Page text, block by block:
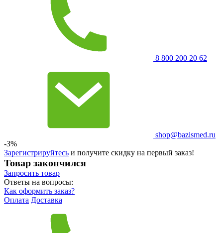
8 800 200 20 62
shop@bazismed.ru
-3%
Зарегистрируйтесь и получите скидку на первый заказ!
Товар закончился
Запросить товар
Ответы на вопросы:
Как оформить заказ?
Оплата Доставка